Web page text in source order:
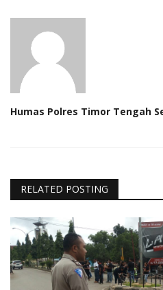
Humas Polres Timor Tengah
RELATED POSTING